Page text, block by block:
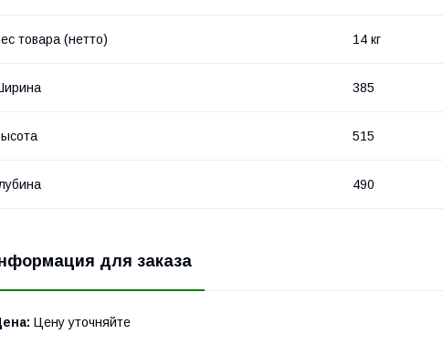
товара (нетто) 14 кг
385
515
490
для заказа
Цену уточняйте